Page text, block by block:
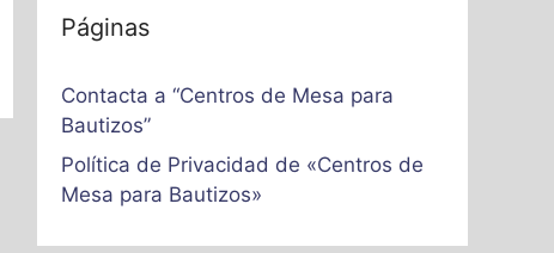
Páginas
Contacta a “Centros de Mesa para
Bautizos”
Política de Privacidad de «Centros de
Mesa para Bautizos»